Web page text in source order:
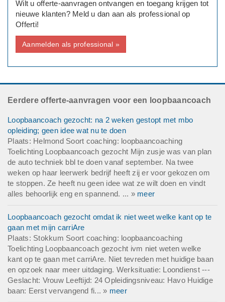
Wilt u offerte-aanvragen ontvangen en toegang krijgen tot
nieuwe klanten? Meld u dan aan als professional op
Offerti!
Aanmelden als professional »
Eerdere offerte-aanvragen voor een loopbaancoach
Loopbaancoach gezocht: na 2 weken gestopt met mbo
opleiding; geen idee wat nu te doen
Plaats: Helmond Soort coaching: loopbaancoaching
Toelichting Loopbaancoach gezocht Mijn zusje was van plan
de auto techniek bbl te doen vanaf september. Na twee
weken op haar leerwerk bedrijf heeft zij er voor gekozen om
te stoppen. Ze heeft nu geen idee wat ze wilt doen en vindt
alles behoorlijk eng en spannend. ... » meer
Loopbaancoach gezocht omdat ik niet weet welke kant op te
gaan met mijn carriAre
Plaats: Stokkum Soort coaching: loopbaancoaching
Toelichting Loopbaancoach gezocht ivm niet weten welke
kant op te gaan met carriAre. Niet tevreden met huidige baan
en opzoek naar meer uitdaging. Werksituatie: Loondienst ---
Geslacht: Vrouw Leeftijd: 24 Opleidingsniveau: Havo Huidige
baan: Eerst vervangend fi... » meer